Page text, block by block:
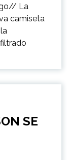
La
camiseta
SE